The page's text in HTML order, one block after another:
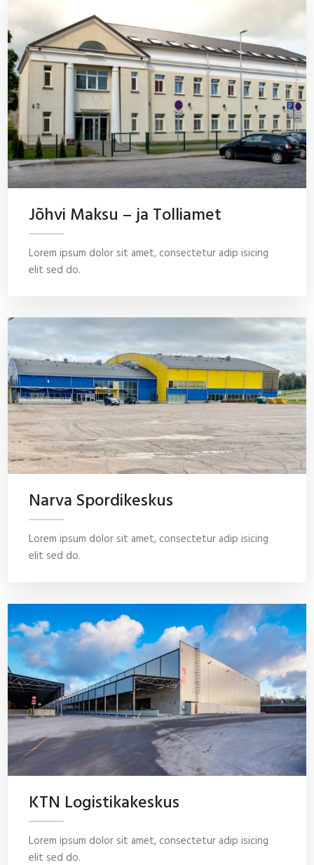
Jõhvi Maksu – ja Tolliamet
Lorem ipsum dolor sit amet, consectetur adip isicing
elit sed do.
Narva Spordikeskus
Lorem ipsum dolor sit amet, consectetur adip isicing
elit sed do.
KTN Logistikakeskus
Lorem ipsum dolor sit amet, consectetur adip isicing
elit sed do.